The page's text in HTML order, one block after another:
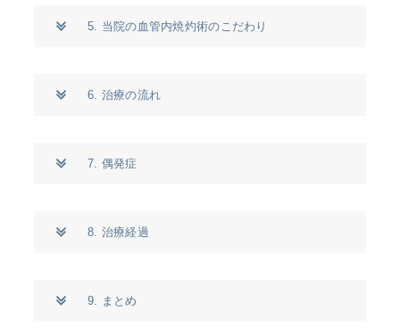
5. 当院の血管内焼灼術のこだわり
6. 治療の流れ
7. 偶発症
8. 治療経過
9. まとめ